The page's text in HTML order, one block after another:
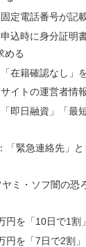
定電話番号が記
込時に身分証明
める
在籍確認なし」
イトの運営者情
即日融資」「最
「緊急連絡先」
ミ・ソフ闇の恐
円を「10日で1割
円を「7日で2割